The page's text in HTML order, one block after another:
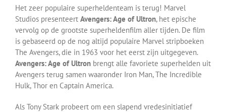
Het zeer populaire superheldenteam is terug! Marvel
Studios presenteert Avengers: Age of Ultron, het epische
vervolg op de grootste superheldenfilm aller tijden. De film
is gebaseerd op de nog altijd populaire Marvel stripboeken
The Avengers, die in 1963 voor het eerst zijn uitgegeven.
Avengers: Age of Ultron brengt alle favoriete superhelden uit
Avengers terug samen waaronder Iron Man, The Incredible
Hulk, Thor en Captain America.
Als Tony Stark probeert om een slapend vredesinitiatief